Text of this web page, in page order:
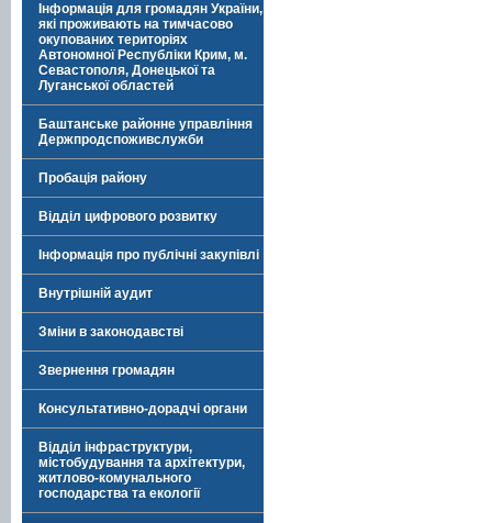
Інформація для громадян України,
які проживають на тимчасово
окупованих територіях
Автономної Республіки Крим, м.
Севастополя, Донецької та
Луганської областей
Баштанське районне управління
Держпродспоживслужби
Пробація району
Відділ цифрового розвитку
Інформація про публічні закупівлі
Внутрішній аудит
Зміни в законодавстві
Звернення громадян
Консультативно-дорадчі органи
Відділ інфраструктури,
містобудування та архітектури,
житлово-комунального
господарства та екології